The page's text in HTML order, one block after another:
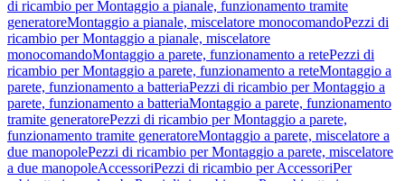
di ricambio per Montaggio a pianale, funzionamento tramite
generatoreMontaggio a pianale, miscelatore monocomandoPezzi di
ricambio per Montaggio a pianale, miscelatore
monocomandoMontaggio a parete, funzionamento a retePezzi di
ricambio per Montaggio a parete, funzionamento a reteMontaggio a
parete, funzionamento a batteriaPezzi di ricambio per Montaggio a
parete, funzionamento a batteriaMontaggio a parete, funzionamento
tramite generatorePezzi di ricambio per Montaggio a parete,
funzionamento tramite generatoreMontaggio a parete, miscelatore a
due manopolePezzi di ricambio per Montaggio a parete, miscelatore
a due manopoleAccessoriPezzi di ricambio per AccessoriPer